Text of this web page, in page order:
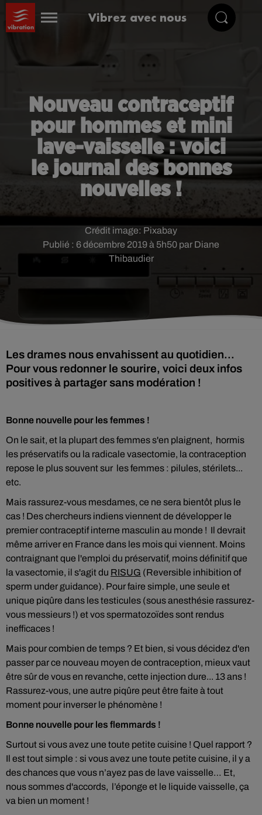
Vibrez avec nous
Nouveau contraceptif
pour hommes et mini
lave-vaisselle : voici
le journal des bonnes
nouvelles !
Publié : 6 décembre 2019 à 5h50 par Diane
Thibaudier
Crédit image: Pixabay
Les drames nous envahissent au quotidien...
Pour vous redonner le sourire, voici deux infos
positives à partager sans modération !
Bonne nouvelle pour les femmes !
On le sait, et la plupart des femmes s'en plaignent, hormis
les préservatifs ou la radicale vasectomie, la contraception
repose le plus souvent sur les femmes : pilules, stérilets...
etc.
Mais rassurez-vous mesdames, ce ne sera bientôt plus le
cas ! Des chercheurs indiens viennent de développer le
premier contraceptif interne masculin au monde ! Il devrait
même arriver en France dans les mois qui viennent. Moins
contraignant que l'emploi du préservatif, moins définitif que
la vasectomie, il s'agit du RISUG (Reversible inhibition of
sperm under guidance). Pour faire simple, une seule et
unique piqûre dans les testicules (sous anesthésie rassurez-
vous messieurs !) et vos spermatozoïdes sont rendus
inefficaces !
Mais pour combien de temps ? Et bien, si vous décidez d'en
passer par ce nouveau moyen de contraception, mieux vaut
être sûr de vous en revanche, cette injection dure... 13 ans !
Rassurez-vous, une autre piqûre peut être faite à tout
moment pour inverser le phénomène !
Bonne nouvelle pour les flemmards !
Surtout si vous avez une toute petite cuisine ! Quel rapport ?
Il est tout simple : si vous avez une toute petite cuisine, il y a
des chances que vous n’ayez pas de lave vaisselle… Et,
nous sommes d'accords, l’éponge et le liquide vaisselle, ça
va bien un moment !